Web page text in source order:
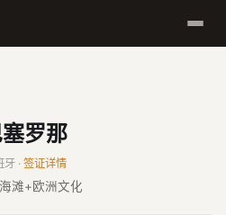
罗那
牙 ·签证详情
滩+欧洲文化